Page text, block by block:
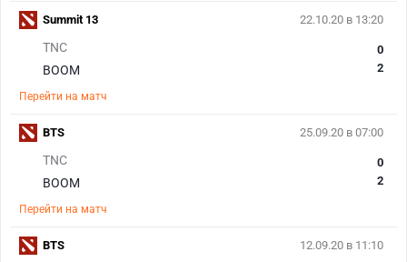
22.10.20 в 13:20
TNC
BOOM
0
2
Перейти на матч
Summit 13
25.09.20 в 07:00
TNC
BOOM
0
2
Перейти на матч
BTS
12.09.20 в 11:10
BTS